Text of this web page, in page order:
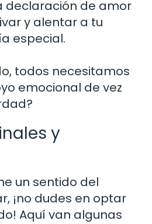
declaración de amor
y alentar a tu
especial.
todos necesitamos
emocional de vez
y
un sentido del
¡no dudes en optar
Aquí van algunas